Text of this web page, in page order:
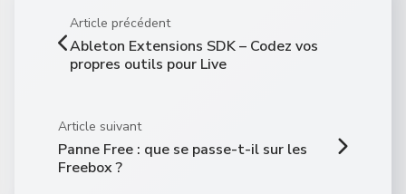
Article précédent
Ableton Extensions SDK – Codez vos
propres outils pour Live
Article suivant
Panne Free : que se passe-t-il sur les
Freebox ?